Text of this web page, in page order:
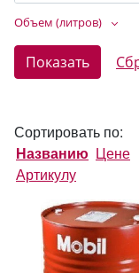
Объем (литров)
Сортировать по:
Названию Цене
Артикулу